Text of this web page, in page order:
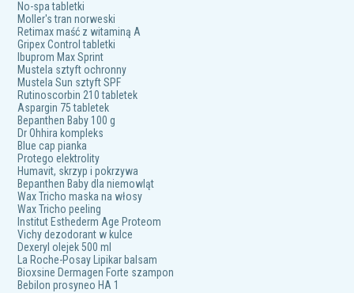
No-spa tabletki
Moller's tran norweski
Retimax maść z witaminą A
Gripex Control tabletki
Ibuprom Max Sprint
Mustela sztyft ochronny
Mustela Sun sztyft SPF
Rutinoscorbin 210 tabletek
Aspargin 75 tabletek
Bepanthen Baby 100 g
Dr Ohhira kompleks
Blue cap pianka
Protego elektrolity
Humavit, skrzyp i pokrzywa
Bepanthen Baby dla niemowląt
Wax Tricho maska na włosy
Wax Tricho peeling
Institut Esthederm Age Proteom
Vichy dezodorant w kulce
Dexeryl olejek 500 ml
La Roche-Posay Lipikar balsam
Bioxsine Dermagen Forte szampon
Bebilon prosyneo HA 1